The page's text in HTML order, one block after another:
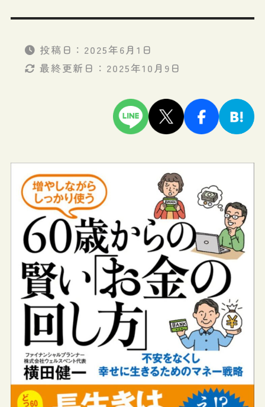
投稿日： 2025年6月1日
最終更新日： 2025年10月9日